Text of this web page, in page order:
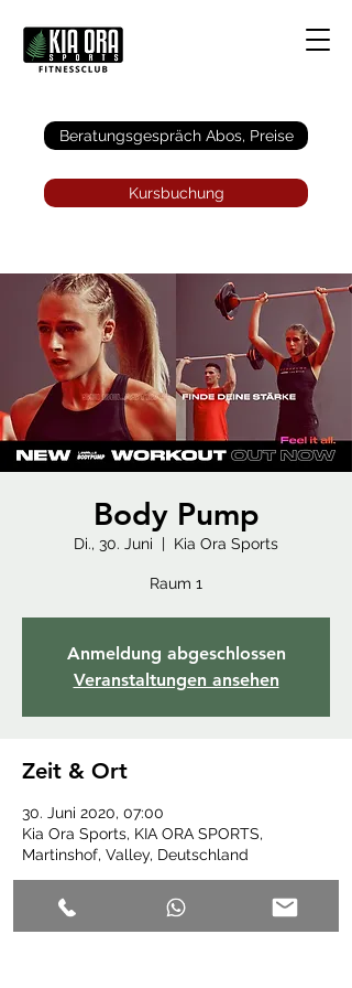
Beratungsgespräch Abos, Preise
Kursbuchung
Body Pump
Di., 30. Juni
  |
Kia Ora Sports
Raum 1
Anmeldung abgeschlossen
Veranstaltungen ansehen
Zeit & Ort
30. Juni 2020, 07:00
Kia Ora Sports, KIA ORA SPORTS,
Martinshof, Valley, Deutschland